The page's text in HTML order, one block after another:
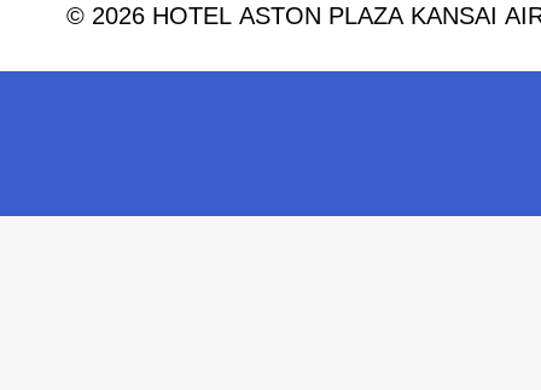
© 2026 HOTEL ASTON PLAZA KANSAI